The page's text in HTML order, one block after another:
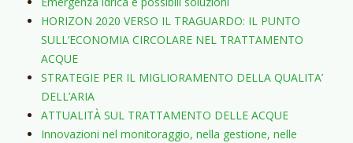
HORIZON 2020 VERSO IL TRAGUARDO: IL PUNTO
SULL’ECONOMIA CIRCOLARE NEL TRATTAMENTO
ACQUE
STRATEGIE PER IL MIGLIORAMENTO DELLA QUALITA’
DELL’ARIA
ATTUALITÀ SUL TRATTAMENTO DELLE ACQUE
Innovazioni nel monitoraggio, nella gestione, nelle